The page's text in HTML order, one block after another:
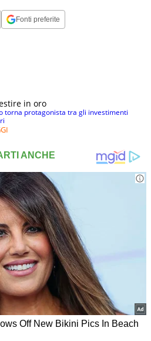
Fonti preferite
in oro
torna protagonista tra gli investimenti